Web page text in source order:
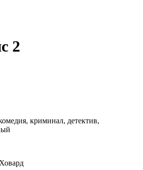
2
криминал, детектив,